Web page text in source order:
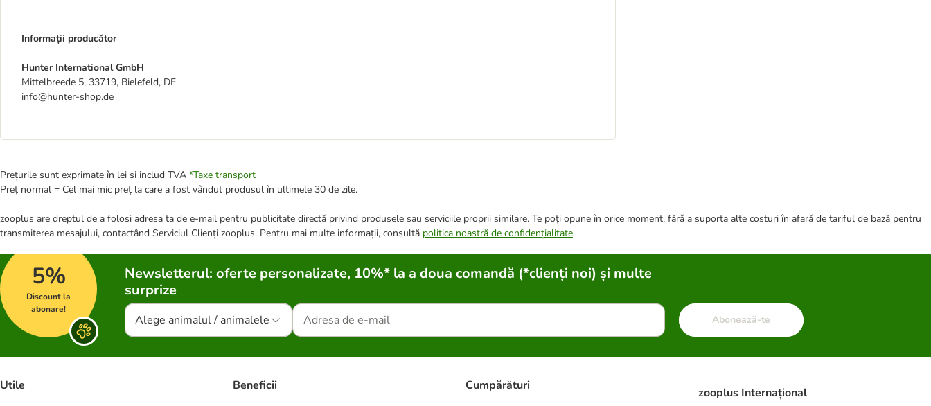
Informații producător
Hunter International GmbH
Mittelbreede 5, 33719, Bielefeld, DE
info@hunter-shop.de
Prețurile sunt exprimate în lei și includ TVA *Taxe transport
Preț normal = Cel mai mic preț la care a fost vândut produsul în ultimele 30 de zile.
zooplus are dreptul de a folosi adresa ta de e-mail pentru publicitate directă privind produsele sau serviciile proprii similare. Te poți opune în orice moment, fără a suporta alte costuri în afară de tariful de bază pentru
transmiterea mesajului, contactând Serviciul Clienți zooplus. Pentru mai multe informații, consultă politica noastră de confidențialitate
5%
Discount la
abonare!
Newsletterul: oferte personalizate, 10%* la a doua comandă (*clienți noi) și multe
surprize
Alege animalul / animalele Abonează-te
Utile Beneficii Cumpărături zooplus Internațional